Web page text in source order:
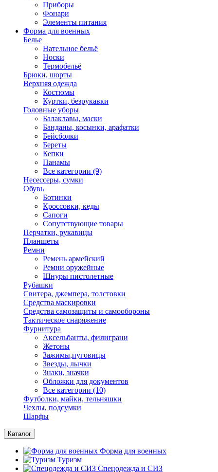
Приборы
Фонари
Элементы питания
Форма для военных
Белье
Нательное бельё
Носки
Термобельё
Брюки, шорты
Верхняя одежда
Костюмы
Куртки, безрукавки
Головные уборы
Балаклавы, маски
Банданы, косынки, арафатки
Бейсболки
Береты
Кепки
Панамы
Все категории (9)
Несессеры, сумки
Обувь
Ботинки
Кроссовки, кеды
Сапоги
Сопутствующие товары
Перчатки, рукавицы
Планшеты
Ремни
Ремень армейский
Ремни оружейные
Шнуры пистолетные
Рубашки
Свитера, джемпера, толстовки
Средства маскировки
Средства самозащиты и самообороны
Тактическое снаряжение
Фурнитура
Аксельбанты, филиграни
Жетоны
Зажимы,пуговицы
Звезды, лычки
Знаки, значки
Обложки для документов
Все категории (10)
Футболки, майки, тельняшки
Чехлы, подсумки
Шарфы
Каталог
Форма для военных
Туризм
Спецодежда и СИЗ